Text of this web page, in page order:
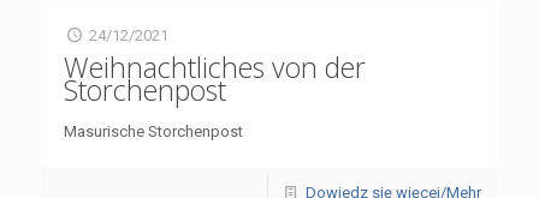
24/12/2021
Weihnachtliches von der
Storchenpost
Masurische Storchenpost
Dowiedz się więcej/Mehr